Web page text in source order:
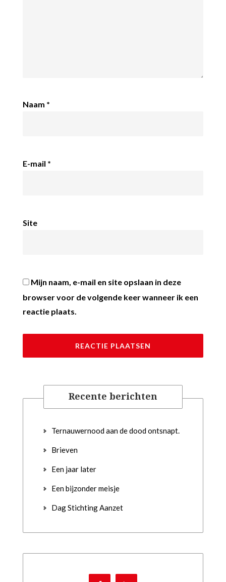
Naam *
E-mail *
Site
Mijn naam, e-mail en site opslaan in deze
browser voor de volgende keer wanneer ik een
reactie plaats.
Recente berichten
Ternauwernood aan de dood ontsnapt.
Brieven
Een jaar later
Een bijzonder meisje
Dag Stichting Aanzet